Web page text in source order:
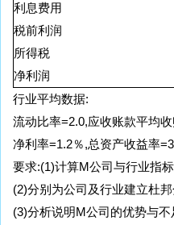
利息费用
税前利润
所得税
净利润
行业平均数据:
流动比率=2.0,应收账款平均
净利率=1.2％,总资产收益率
要求:(1)计算M公司与行业指
(2)分别为公司及行业建立杜
(3)分析说明M公司的优势与不